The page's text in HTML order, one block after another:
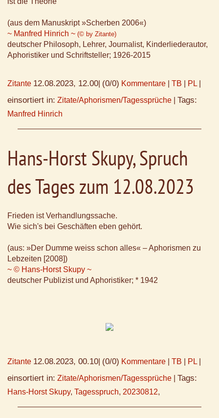
(aus dem Manuskript »Scherben 2006«)
~ Manfred Hinrich ~ (© by Zitante)
deutscher Philosoph, Lehrer, Journalist, Kinderliederautor,
Aphoristiker und Schriftsteller; 1926-2015
Zitante 12.08.2023, 12.00 (0/0) Kommentare TB PL
einsortiert in: Zitate/Aphorismen/Tagessprüche Tags:
Manfred Hinrich
Hans-Horst Skupy, Spruch
des Tages zum 12.08.2023
Frieden ist Verhandlungssache.
Wie sich's bei Geschäften eben gehört.
(aus: »Der Dumme weiss schon alles« – Aphorismen zu
Lebzeiten [2008])
~ © Hans-Horst Skupy ~
deutscher Publizist und Aphoristiker; * 1942
Zitante 12.08.2023, 00.10 (0/0) Kommentare TB PL
einsortiert in: Zitate/Aphorismen/Tagessprüche Tags:
Hans-Horst Skupy, Tagesspruch, 20230812,